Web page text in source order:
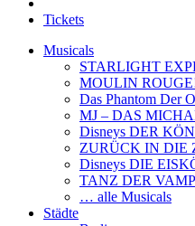
Tickets
Musicals
STARLIGHT
MOULIN
Das Phantom Der
MJ – DAS
Disneys DER
ZURÜCK IN DIE
Disneys DIE
TANZ DER
… alle Musicals
Städte